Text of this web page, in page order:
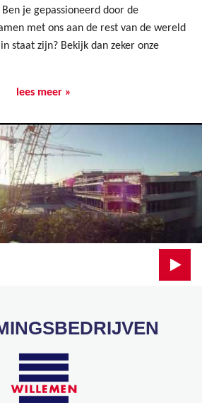
je gepassioneerd door de
met ons aan de rest van de wereld
staat zijn? Bekijk dan zeker onze
lees meer »